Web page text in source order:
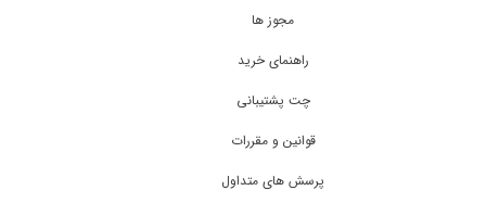
مجوز ها
راهنمای خرید
چت پشتیبانی
قوانین و مقررات
پرسش های متداول